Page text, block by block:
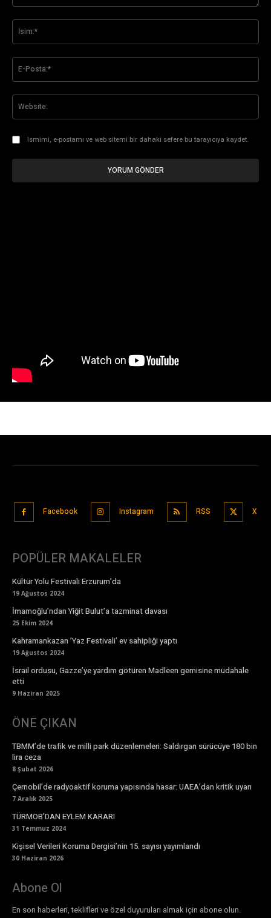
Facebook Instagram RSS X
POPÜLER MAKALELER
Kültür Yolu Festivali Erzurum’da
19 Ağustos 2024
İmamoğlu’ndan Yiğit Bulut’a tazminat davası
25 Ekim 2024
Kahramankazan ’Yaz Festivali’ ev sahipliği yaptı
19 Ağustos 2024
İsrail ordusu, Gazze’ye yardım götüren Madleen gemisine müdahale
etti
9 Haziran 2025
ÖNE ÇIKAN
TBMM’de trafik ve milli park düzenlemeleri: Saldırgan sürücüye 180 bin
lira ceza
8 Şubat 2026
Çernobil’de radyoaktif koruma yapısında hasar: UAEA’dan kritik uyarı
7 Aralık 2025
TÜRMOB’DAN EYLEM KARARI
31 Temmuz 2024
Kişisel Verileri Koruma Dergisi’nin 15. sayısı yayımlandı
30 Haziran 2026
Abone Ol
En son haberleri, teklifleri ve özel duyuruları almak için abone olun.